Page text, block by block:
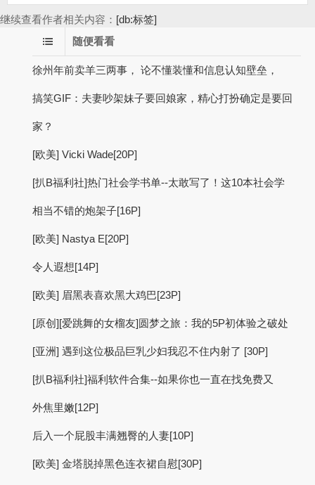
继续查看作者相关内容： [db:标签]
随便看看
徐州年前卖羊三两事， 论不懂装懂和信息认知壁垒，
搞笑GIF：夫妻吵架妹子要回娘家，精心打扮确定是要回
家？
[欧美] Vicki Wade[20P]
[扒B福利社]热门社会学书单--太敢写了！这10本社会学
相当不错的炮架子[16P]
[欧美] Nastya E[20P]
令人遐想[14P]
[欧美] 眉黑表喜欢黑大鸡巴[23P]
[原创][爱跳舞的女榴友]圆梦之旅：我的5P初体验之破处
[亚洲] 遇到这位极品巨乳少妇我忍不住内射了 [30P]
[扒B福利社]福利软件合集--如果你也一直在找免费又
外焦里嫩[12P]
后入一个屁股丰满翘臀的人妻[10P]
[欧美] 金塔脱掉黑色连衣裙自慰[30P]